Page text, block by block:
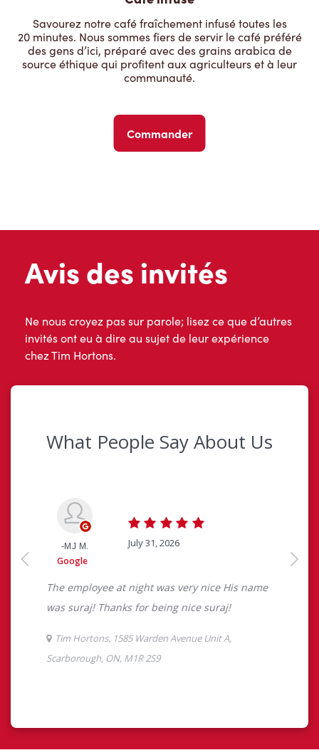
Savourez notre café fraîchement infusé toutes les
20 minutes. Nous sommes fiers de servir le café préféré
des gens d’ici, préparé avec des grains arabica de
source éthique qui profitent aux agriculteurs et à leur
communauté.
Commander
Avis des invités
Ne nous croyez pas sur parole; lisez ce que d’autres
invités ont eu à dire au sujet de leur expérience
chez Tim Hortons.